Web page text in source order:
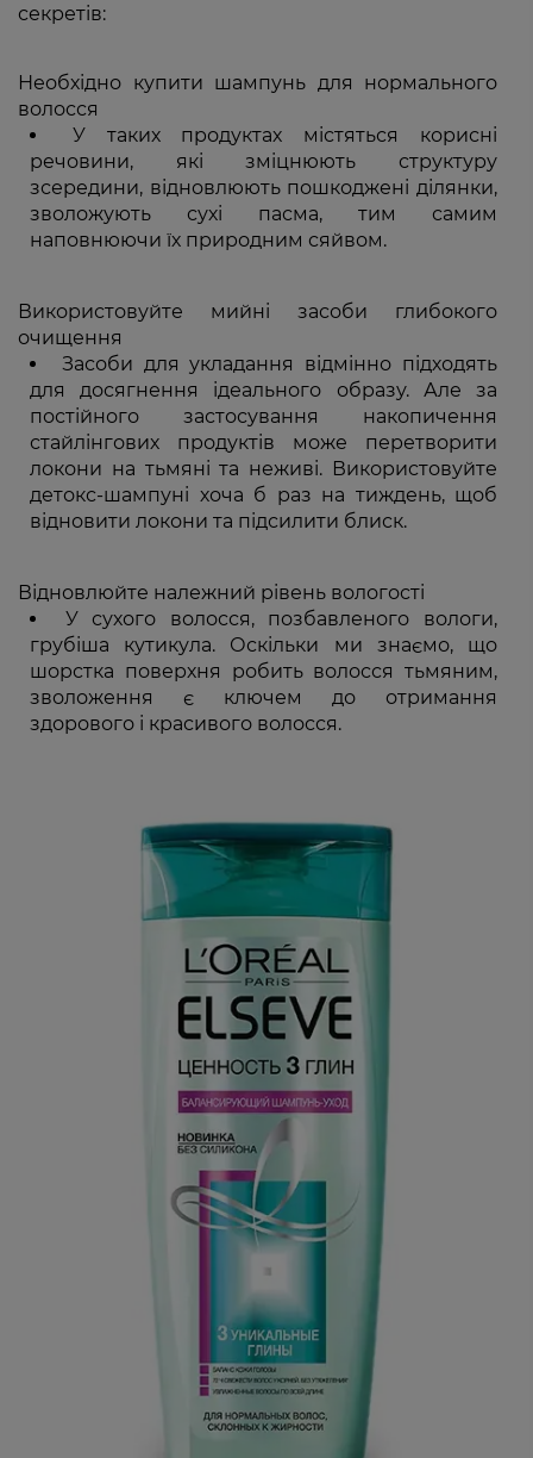
секретів:
Необхідно купити шампунь для нормального
волосся
У таких продуктах містяться корисні
речовини, які зміцнюють структуру
зсередини, відновлюють пошкоджені ділянки,
зволожують сухі пасма, тим самим
наповнюючи їх природним сяйвом.
Використовуйте мийні засоби глибокого
очищення
Засоби для укладання відмінно підходять
для досягнення ідеального образу. Але за
постійного застосування накопичення
стайлінгових продуктів може перетворити
локони на тьмяні та неживі. Використовуйте
детокс-шампуні хоча б раз на тиждень, щоб
відновити локони та підсилити блиск.
Відновлюйте належний рівень вологості
У сухого волосся, позбавленого вологи,
грубіша кутикула. Оскільки ми знаємо, що
шорстка поверхня робить волосся тьмяним,
зволоження є ключем до отримання
здорового і красивого волосся.